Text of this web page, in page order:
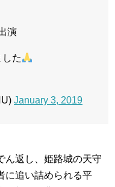
演
た
January 3, 2019
ん返し、姫路城の天守
に追い詰められる平